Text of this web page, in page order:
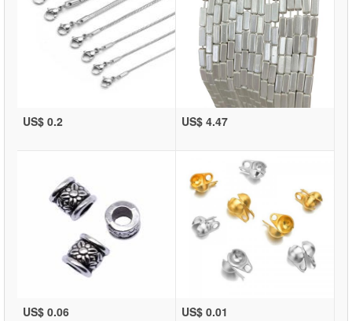
US$ 0.2 US$ 4.47
US$ 0.06 US$ 0.01